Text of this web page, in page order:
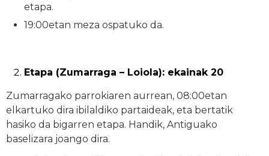
etapa.
19:00etan meza ospatuko da.
Etapa (Zumarraga – Loiola): ekainak 20
Zumarragako parrokiaren aurrean, 08:00etan
elkartuko dira ibilaldiko partaideak, eta bertatik
hasiko da bigarren etapa. Handik, Antiguako
baselizara joango dira.